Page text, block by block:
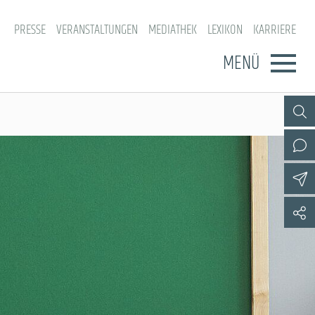
PRESSE VERANSTALTUNGEN MEDIATHEK LEXIKON KARRIERE
MENÜ